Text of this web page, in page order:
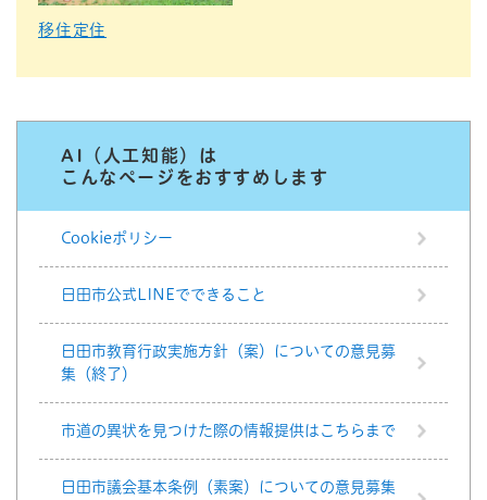
移住定住
AI（人工知能）は
こんなページをおすすめします
Cookieポリシー
日田市公式LINEでできること
日田市教育行政実施方針（案）についての意見募
集（終了）
市道の異状を見つけた際の情報提供はこちらまで
日田市議会基本条例（素案）についての意見募集